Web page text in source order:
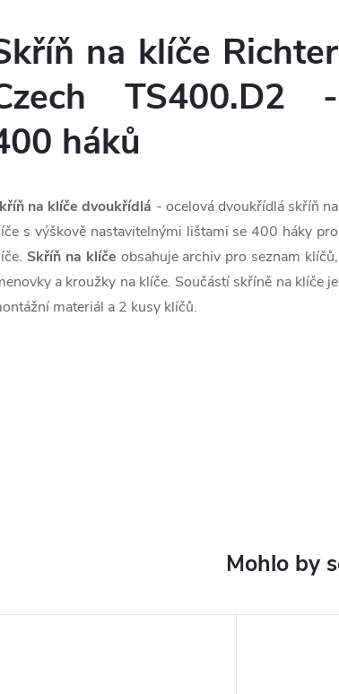
na klíče Richter
TS400.D2 -
háků
na klíče dvoukřídlá - ocelová dvoukřídlá skříň na
s výškově nastavitelnými lištami se 400 háky pro
Skříň na klíče obsahuje archiv pro seznam klíčů,
a kroužky na klíče. Součástí skříně na klíče je
materiál a 2 kusy klíčů.